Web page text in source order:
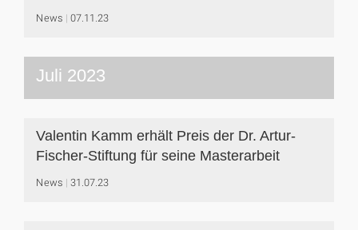
News 07.11.23
Juli 2023
Valentin Kamm erhält Preis der Dr. Artur-
Fischer-Stiftung für seine Masterarbeit
News 31.07.23